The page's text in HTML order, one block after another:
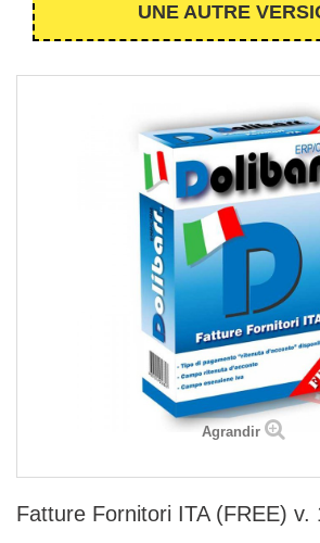
UNE AUTRE
Agrandir
Fatture Fornitori ITA (FREE) v.